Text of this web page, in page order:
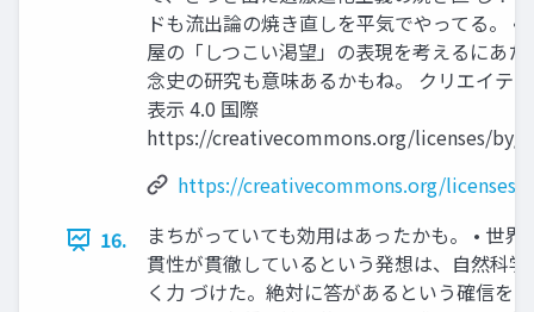
ドも流出論の焼き直しを平気でやってる。 •
屋の「しつこい渇望」の表現を考えるにあた
念史の研究も意味あるかもね。 クリエイテ
表示 4.0 国際
https://creativecommons.org/licenses/by/
https://creativecommons.org/licenses/
16.
まちがっていても効用はあったかも。 • 世界
貫性が貫徹しているという発想は、自然科
く力 づけた。絶対に答があるという確信を